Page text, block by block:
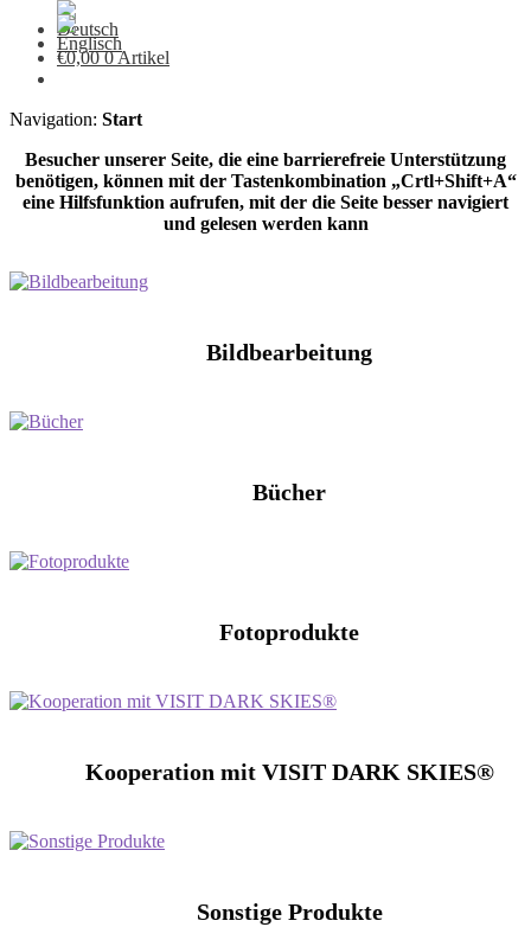
€0,00 0 Artikel
Navigation: Start
Besucher unserer Seite, die eine barrierefreie Unterstützung
benötigen, können mit der Tastenkombination „Crtl+Shift+A“
eine Hilfsfunktion aufrufen, mit der die Seite besser navigiert
und gelesen werden kann
Bildbearbeitung
Bücher
Fotoprodukte
Kooperation mit VISIT DARK SKIES®
Sonstige Produkte